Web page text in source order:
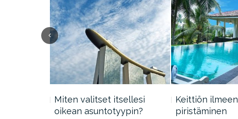
Miten valitset itsellesi
oikean asuntotyypin?
Keittiön ilmeen
piristäminen